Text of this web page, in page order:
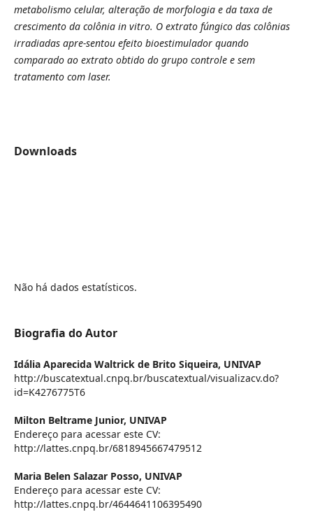
metabolismo celular, alteração de morfologia e da taxa de
crescimento da colônia in vitro. O extrato fúngico das colônias
irradiadas apre-sentou efeito bioestimulador quando
comparado ao extrato obtido do grupo controle e sem
tratamento com laser.
Downloads
Não há dados estatísticos.
Biografia do Autor
Idália Aparecida Waltrick de Brito Siqueira, UNIVAP
http://buscatextual.cnpq.br/buscatextual/visualizacv.do?
id=K4276775T6
Milton Beltrame Junior, UNIVAP
Endereço para acessar este CV:
http://lattes.cnpq.br/6818945667479512
Maria Belen Salazar Posso, UNIVAP
Endereço para acessar este CV:
http://lattes.cnpq.br/4644641106395490